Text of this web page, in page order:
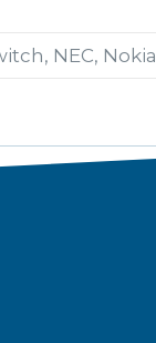
NEC, Nokia